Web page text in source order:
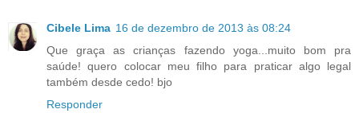
Cibele Lima 16 de dezembro de 2013 às 08:24
Que graça as crianças fazendo yoga...muito bom pra
saúde! quero colocar meu filho para praticar algo legal
também desde cedo! bjo
Responder